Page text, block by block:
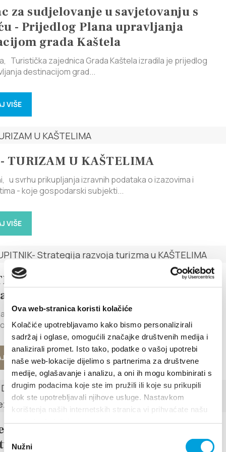
Ova web-stranica koristi kolačiće
Kolačiće upotrebljavamo kako bismo personalizirali
sadržaj i oglase, omogućili značajke društvenih medija i
analizirali promet. Isto tako, podatke o vašoj upotrebi
naše web-lokacije dijelimo s partnerima za društvene
medije, oglašavanje i analizu, a oni ih mogu kombinirati s
drugim podacima koje ste im pružili ili koje su prikupili
dok ste upotrebljavali njihove usluge. Nastavkom
korištenja naših internetskih stranica vi prihvaćate našu
pristanka
Nužni
za sudjelovanje u savjetovanju s
- Prijedlog Plana upravljanja
grada Kaštela
Turistička zajednica Grada Kaštela izradila je prijedlog
destinacijom grad...
VIŠE
TURIZAM U KAŠTELIMA
svrhu prikupljanja izravnih podataka o izazovima i
- koje gospodarski subjekti...
VIŠE
UPITNIK- Strategija razvoja
u KAŠTELIMA
provodi anketu koja će pomoći u izradi Strategije razvoja
turizma. Pozivamo vas da...
VIŠE
Doma zdravlja SDŽ o
zaštiti tijekom turističke